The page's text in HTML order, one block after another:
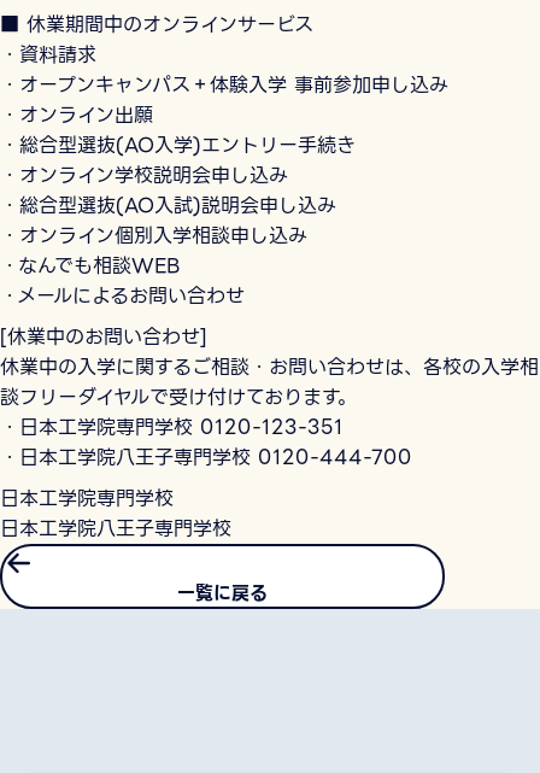
■ 休業期間中のオンラインサービス
・資料請求
・オープンキャンパス＋体験入学 事前参加申し込み
・オンライン出願
・総合型選抜(AO入学)エントリー手続き
・オンライン学校説明会申し込み
・総合型選抜(AO入試)説明会申し込み
・オンライン個別入学相談申し込み
・なんでも相談WEB
・メールによるお問い合わせ
[休業中のお問い合わせ]
休業中の入学に関するご相談・お問い合わせは、各校の入学相
談フリーダイヤルで受け付けております。
・日本工学院専門学校 0120-123-351
・日本工学院八王子専門学校 0120-444-700
日本工学院専門学校
日本工学院八王子専門学校
一覧に戻る